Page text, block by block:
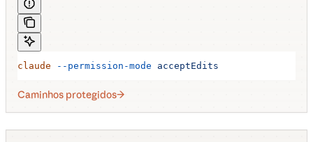
claude --permission-mode acceptEdits
Caminhos protegidos